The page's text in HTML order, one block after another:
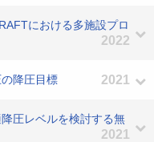
における多施設プロ
2022
降圧目標 2021
圧レベルを検討する無
2021